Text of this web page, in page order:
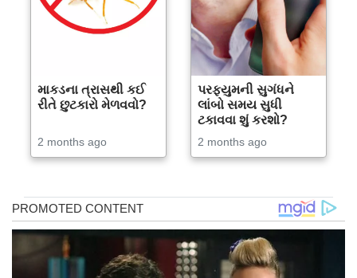
માકડના ત્રાસથી કઈ
રીતે છુટકારો મેળવવો?
2 months ago
પરફ્યુમની સુગંધને
લાંબો સમય સુધી
ટકાવવા શું કરશો?
2 months ago